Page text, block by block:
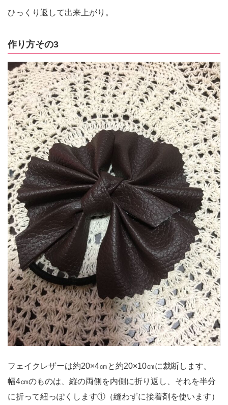
ひっくり返して出来上がり。
作り方その3
フェイクレザーは約20×4㎝と約20×10㎝に裁断します。
幅4㎝のものは、縦の両側を内側に折り返し、それを半分
に折って紐っぽくします①（縫わずに接着剤を使います）